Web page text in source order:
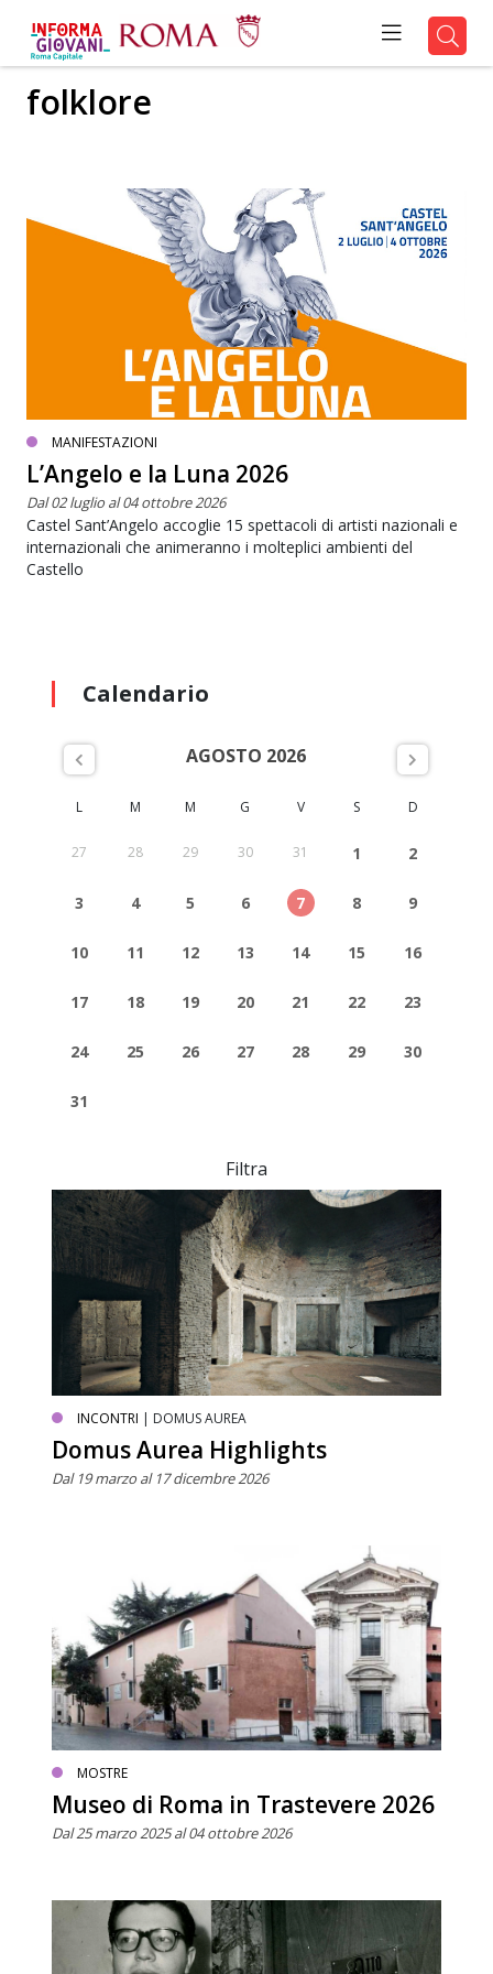
folklore
MANIFESTAZIONI
L’Angelo e la Luna 2026
Dal 02 luglio al 04 ottobre 2026
Castel Sant’Angelo accoglie 15 spettacoli di artisti nazionali e
internazionali che animeranno i molteplici ambienti del
Castello
Calendario
AGOSTO 2026
L M M G V S D
27 28 29 30 31 1 2
3 4 5 6 7 8 9
10 11 12 13 14 15 16
17 18 19 20 21 22 23
24 25 26 27 28 29 30
31
Filtra
INCONTRI | DOMUS AUREA
Domus Aurea Highlights
Dal 19 marzo al 17 dicembre 2026
MOSTRE
Museo di Roma in Trastevere 2026
Dal 25 marzo 2025 al 04 ottobre 2026